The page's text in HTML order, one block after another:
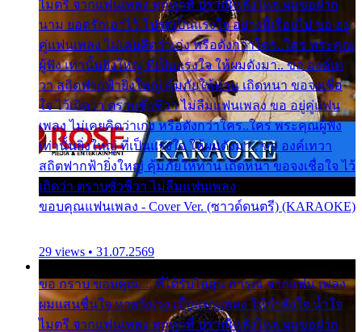
ไมตรี จากแฟนเพลง ทุกทุกที่ ปราณีหลั่งไหล ผมขอฝาก
นาม ยอดรักเอาไว้ โปรดเป็นแรงใจ อย่างนี้เรื่อยไป ขอ อยู่
คู่แฟนเพลง ไม่เคยคิดว่าเก่ง หรือดังกว่าใคร..ใคร พระคุณ
ผู้ฟัง เท่านั้นยิ่งใหญ่ ที่เป็นแรงใจ ให้ผมดังมา.. ขอ องค์เท
วา สถิตฟากฟ้ายิ่งใหญ่ คุ้มภัยให้ท่าน เถิดหนา ขอจงเชื่อ
ใจ ไว้เถิดว่า ตราบชั่วชีวา ไม่ลืมแฟนเพลง ขอ อยู่คู่แฟน
เพลง ไม่เคยคิดว่าเก่ง หรือดังกว่าใคร..ใคร พระคุณผู้ฟัง
เท่านั้นยิ่งใหญ่ ที่เป็นแรงใจ ให้ผมดังมา.. ขอ องค์เทวา
สถิตฟากฟ้ายิ่งใหญ่ คุ้มภัยให้ท่าน เถิดหนา ขอจงเชื่อใจ ไว้
เถิดว่า ตราบชั่วชีวา ไม่ลืมแฟนเพลง
ขอบคุณแฟนเพลง - Cover Ver. (ซาวด์ดนตรี) (KARAOKE)
29 views • 31.07.2569
ขอ กราบ ขอบคุณ.... ที่ได้รับไออุ่น การุณ จากแฟน เพลง
ผมแสนชื่นใจ หายวังเวง เมื่อแฟนเพลง ให้กำลังใจ น้ำใจ
ไมตรี จากแฟนเพลง ทุกทุกที่ ปราณีหลั่งไหล ผมขอฝาก